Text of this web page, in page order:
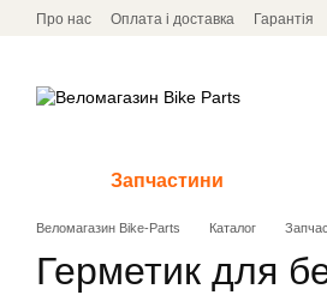
Перейти до основного контенту
Про нас Оплата і доставка Гарантія
Запчастини
Веломагазин Bike-Parts Каталог
Герметик для